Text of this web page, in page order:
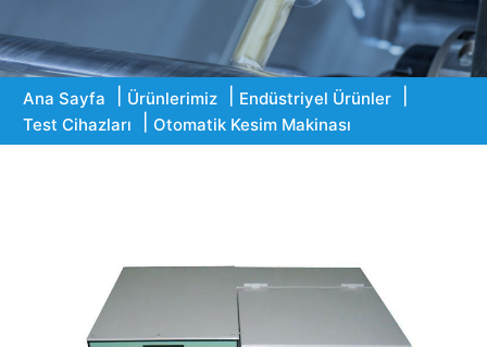
Ana Sayfa Ürünlerimiz
Endüstriyel Ürünler
Test Cihazları
Otomatik Kesim Makinası